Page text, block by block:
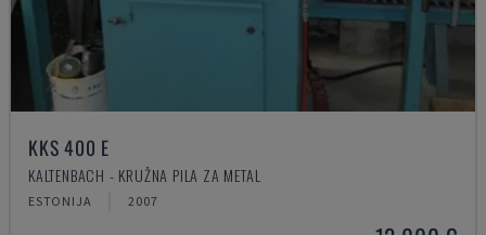
KKS 400 E
KALTENBACH - KRUŽNA PILA ZA METAL
ESTONIJA 2007